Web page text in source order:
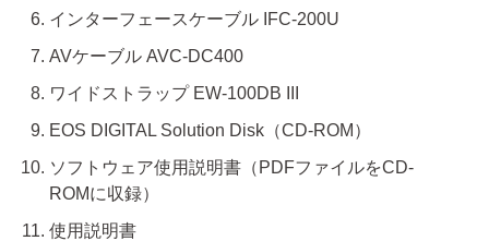
インターフェースケーブル IFC-200U
AVケーブル AVC-DC400
ワイドストラップ EW-100DB III
EOS DIGITAL Solution Disk（CD-ROM）
ソフトウェア使用説明書（PDFファイルをCD-
ROMに収録）
使用説明書